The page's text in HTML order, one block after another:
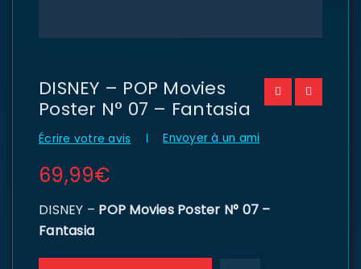
DISNEY – POP Movies
Poster N° 07 – Fantasia
Écrire votre avis Envoyer à un ami
69,99€
DISNEY – POP Movies Poster N° 07 –
Fantasia